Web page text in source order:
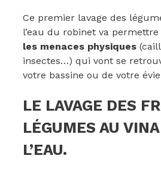
Ce premier lavage des
l’eau du robinet va permettre
les menaces physiques
insectes…) qui vont se
votre bassine ou de votre
LE LAVAGE DES
LÉGUMES AU
L’EAU.